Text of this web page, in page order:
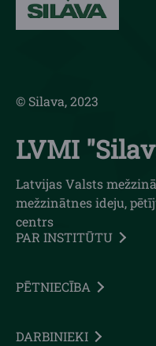
© Silava, 2023
LVMI
Latvijas Valsts
mežzinātnes ideju,
centrs
PAR INSTITŪTU
PĒTNIECĪBA
DARBINIEKI